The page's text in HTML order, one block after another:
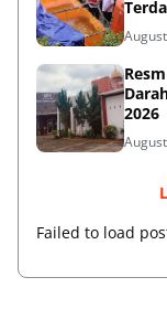
2026
Failed to load